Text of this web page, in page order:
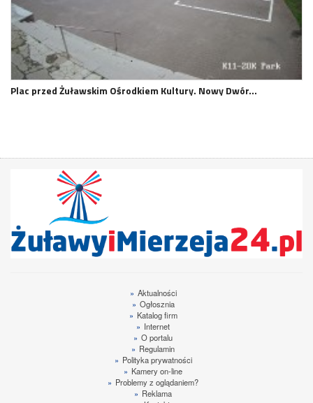
Plac przed Żuławskim Ośrodkiem Kultury. Nowy Dwór…
» Aktualności
» Ogłosznia
» Katalog firm
» Internet
» O portalu
» Regulamin
» Polityka prywatności
» Kamery on-line
» Problemy z oglądaniem?
» Reklama